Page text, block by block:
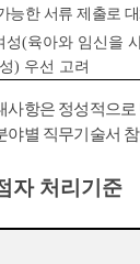
능한 서류 제출로
성(육아와 임신을
) 우선 고려
사항은 정성적으로
야별 직무기술서
자 처리기준